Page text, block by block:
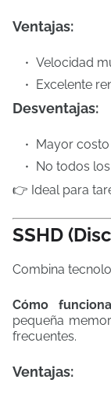
Ventajas:
Velocidad
Excelente
Desventajas:
Mayor costo
No todos
👉 Ideal para
SSHD
Combina
Cómo
pequeña
frecuentes.
Ventajas: